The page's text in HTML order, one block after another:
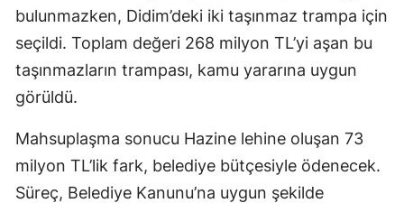
bulunmazken, Didim’deki iki taşınmaz trampa için
seçildi. Toplam değeri 268 milyon TL’yi aşan bu
taşınmazların trampası, kamu yararına uygun
görüldü.
Mahsuplaşma sonucu Hazine lehine oluşan 73
milyon TL’lik fark, belediye bütçesiyle ödenecek.
Süreç, Belediye Kanunu’na uygun şekilde